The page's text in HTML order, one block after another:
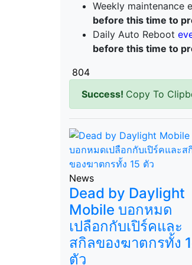
Weekly maintenance
before this time to
Daily Auto Reboot
before this time to
804
Success! Copy To
News
Dead by Daylight
Mobile บอกหมด
เปลือกกับเปิร์คและ
สกิลของฆาตกรทั้ง
ตัว